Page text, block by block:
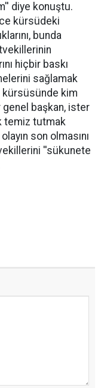
diye konuştu.
kürsüdeki
bunda
hiçbir baskı
sağlamak
kürsüsünde kim
başkan, ister
temiz tutmak
son olmasını
''sükunete